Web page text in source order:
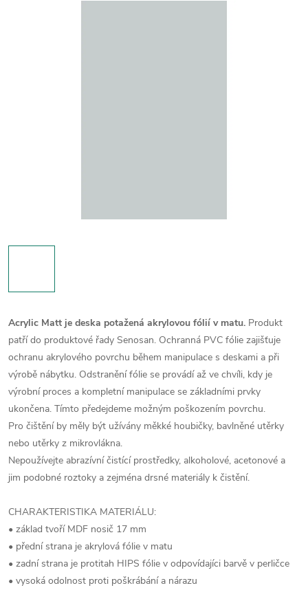
Acrylic Matt je deska potažená akrylovou fólií v matu. Produkt
patří do produktové řady Senosan. Ochranná PVC fólie zajišťuje
ochranu akrylového povrchu během manipulace s deskami a při
výrobě nábytku. Odstranění fólie se provádí až ve chvíli, kdy je
výrobní proces a kompletní manipulace se základními prvky
ukončena. Tímto předejdeme možným poškozením povrchu.
Pro čištění by měly být užívány měkké houbičky, bavlněné utěrky
nebo utěrky z mikrovlákna.
Nepoužívejte abrazívní čistící prostředky, alkoholové, acetonové a
jim podobné roztoky a zejména drsné materiály k čistění.
CHARAKTERISTIKA MATERIÁLU:
• základ tvoří MDF nosič 17 mm
• přední strana je akrylová fólie v matu
• zadní strana je protitah HIPS fólie v odpovídajíci barvě v perličce
• vysoká odolnost proti poškrábání a nárazu